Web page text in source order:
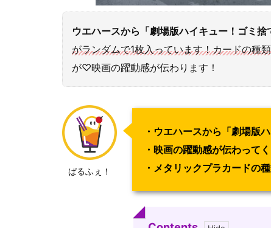
ウエハースから「劇場版ハイキュー！ゴミ捨
がランダムで1枚入っています！カードの種
が♡映画の躍動感が伝わります！
ぱるふぇ！
・ウエハースから「劇場版
・映画の躍動感が伝わって
・メタリックプラカードの